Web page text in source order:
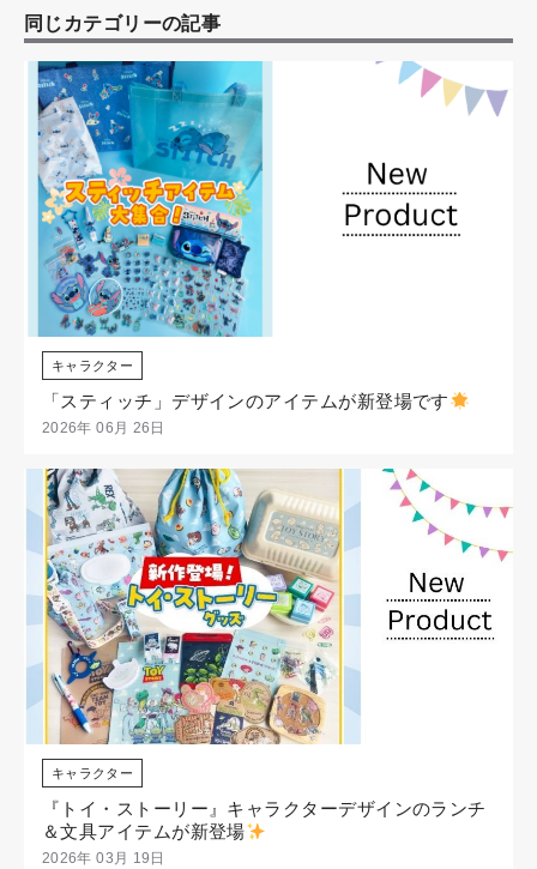
同じカテゴリーの記事
キャラクター
「スティッチ」デザインのアイテムが新登場です
2026年 06月 26日
キャラクター
『トイ・ストーリー』キャラクターデザインのランチ
＆文具アイテムが新登場
2026年 03月 19日